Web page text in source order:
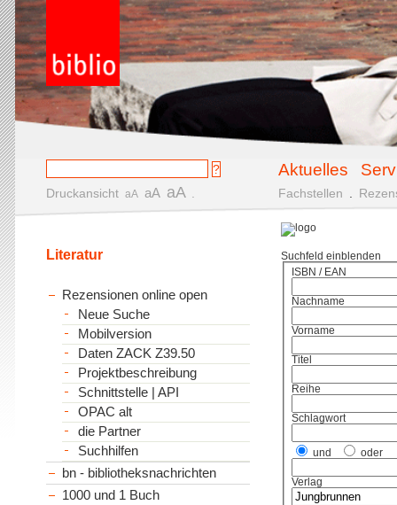
Aktuelles
Druckansicht aA aA aA Fachstellen
Suchfeld einblenden
ISBN / EAN
Nachname
Vorname
Titel
Reihe
Schlagwort
und oder
Verlag
Literatur
Rezensionen online open
Neue Suche
Mobilversion
Daten ZACK Z39.50
Projektbeschreibung
Schnittstelle | API
OPAC alt
die Partner
Suchhilfen
bn - bibliotheksnachrichten
1000 und 1 Buch